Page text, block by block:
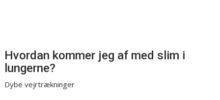
Hvordan kommer jeg af med slim i
lungerne?
Dybe vejrtrækninger